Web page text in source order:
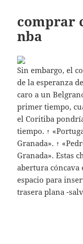
comprar
nba
Sin embargo, el
de la esperanza
caro a un
primer tiempo,
el Coritiba
tiempo. ↑
Granada». ↑
Granada». Estas
abertura cóncava
espacio para
trasera plana -